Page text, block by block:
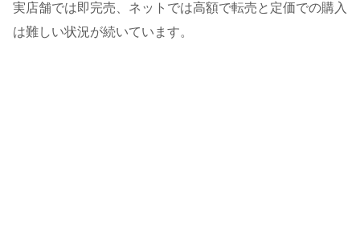
実店舗では即完売、ネットでは高額で転売と定価での購入
は難しい状況が続いています。